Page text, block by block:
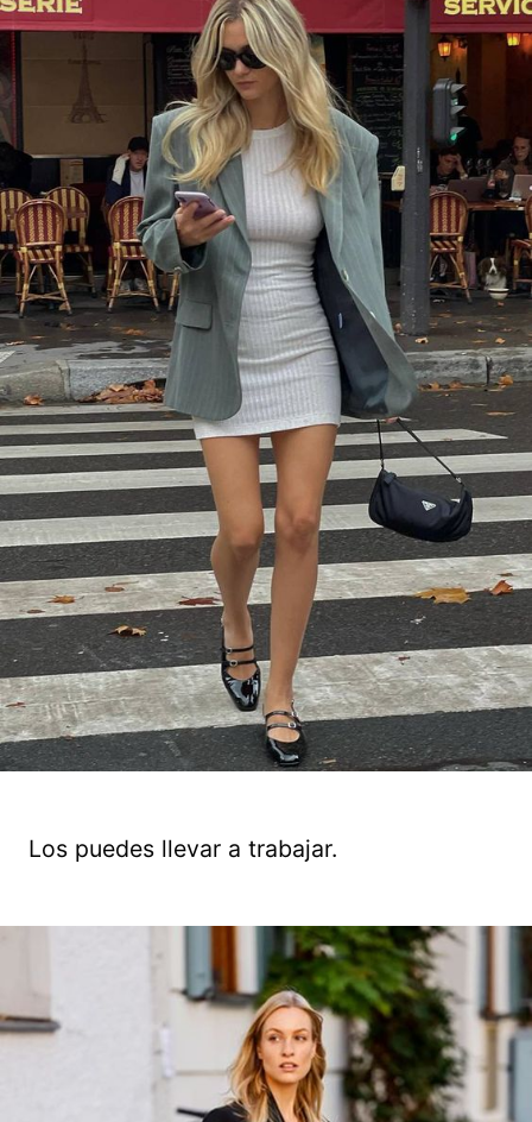
Los puedes llevar a trabajar.